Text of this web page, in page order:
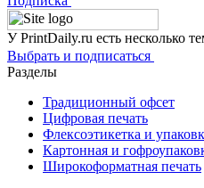
У PrintDaily.ru есть несколько
Выбрать и подписаться
Разделы
Традиционный офсет
Цифровая печать
Флексоэтикетка и
Картонная и
Широкоформатная печать